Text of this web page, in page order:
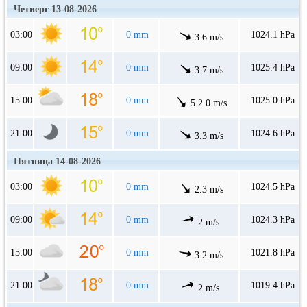
Четверг 13-08-2026
03:00 0 mm 3.6 m/s 1024.1 hPa
09:00 0 mm 3.7 m/s 1025.4 hPa
15:00 0 mm 5.2.0 m/s 1025.0 hPa
21:00 0 mm 3.3 m/s 1024.6 hPa
Пятница 14-08-2026
03:00 0 mm 2.3 m/s 1024.5 hPa
09:00 0 mm 2 m/s 1024.3 hPa
15:00 0 mm 3.2 m/s 1021.8 hPa
21:00 0 mm 2 m/s 1019.4 hPa